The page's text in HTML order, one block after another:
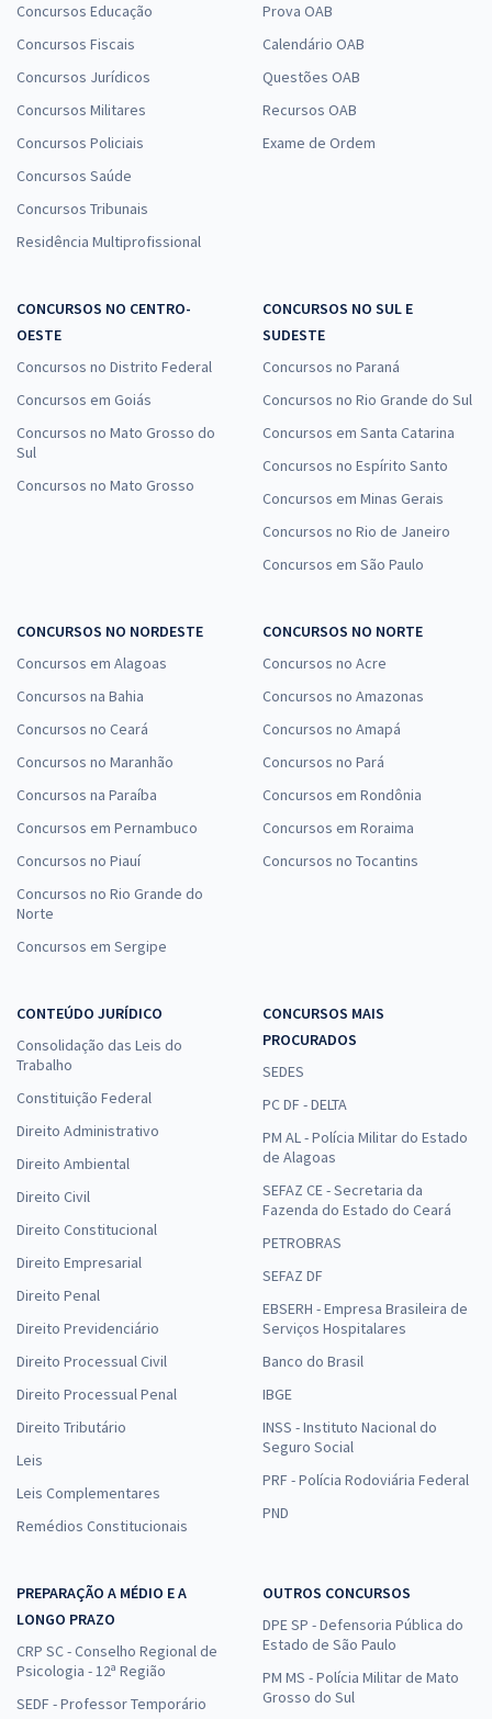
Concursos Educação
Concursos Fiscais
Concursos Jurídicos
Concursos Militares
Concursos Policiais
Concursos Saúde
Concursos Tribunais
Residência Multiprofissional
Prova OAB
Calendário OAB
Questões OAB
Recursos OAB
Exame de Ordem
CONCURSOS NO CENTRO-
OESTE
Concursos no Distrito Federal
Concursos em Goiás
Concursos no Mato Grosso do
Sul
Concursos no Mato Grosso
CONCURSOS NO SUL E
SUDESTE
Concursos no Paraná
Concursos no Rio Grande do Sul
Concursos em Santa Catarina
Concursos no Espírito Santo
Concursos em Minas Gerais
Concursos no Rio de Janeiro
Concursos em São Paulo
CONCURSOS NO NORDESTE
Concursos em Alagoas
Concursos na Bahia
Concursos no Ceará
Concursos no Maranhão
Concursos na Paraíba
Concursos em Pernambuco
Concursos no Piauí
Concursos no Rio Grande do
Norte
Concursos em Sergipe
CONCURSOS NO NORTE
Concursos no Acre
Concursos no Amazonas
Concursos no Amapá
Concursos no Pará
Concursos em Rondônia
Concursos em Roraima
Concursos no Tocantins
CONTEÚDO JURÍDICO
Consolidação das Leis do
Trabalho
Constituição Federal
Direito Administrativo
Direito Ambiental
Direito Civil
Direito Constitucional
Direito Empresarial
Direito Penal
Direito Previdenciário
Direito Processual Civil
Direito Processual Penal
Direito Tributário
Leis
Leis Complementares
Remédios Constitucionais
CONCURSOS MAIS
PROCURADOS
SEDES
PC DF - DELTA
PM AL - Polícia Militar do Estado
de Alagoas
SEFAZ CE - Secretaria da
Fazenda do Estado do Ceará
PETROBRAS
SEFAZ DF
EBSERH - Empresa Brasileira de
Serviços Hospitalares
Banco do Brasil
IBGE
INSS - Instituto Nacional do
Seguro Social
PRF - Polícia Rodoviária Federal
PND
PREPARAÇÃO A MÉDIO E A
LONGO PRAZO
CRP SC - Conselho Regional de
Psicologia - 12ª Região
SEDF - Professor Temporário
OUTROS CONCURSOS
DPE SP - Defensoria Pública do
Estado de São Paulo
PM MS - Polícia Militar de Mato
Grosso do Sul